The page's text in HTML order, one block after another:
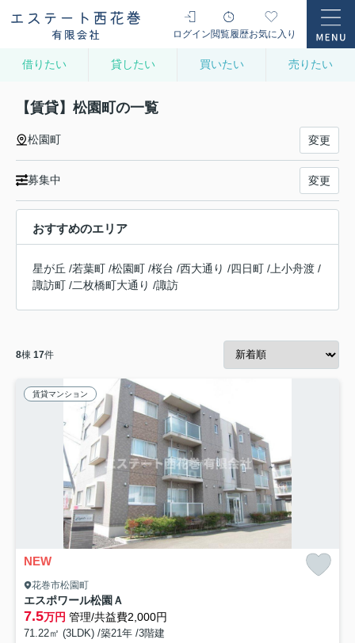
ログイン閲覧履歴お気に入り
借りたい 貸したい 買いたい 売りたい
【賃貸】松園町の一覧
松園町 変更
募集中 変更
おすすめのエリア
星が丘 /若葉町 /松園町 /桜台 /西大通り /四日町 / 上小舟渡 /
諏訪町 /二枚橋町大通り /諏訪
8棟 17件
賃貸マンション
NEW
花巻市松園町
エスポワール松園Ａ
7.5万円 管理/共益費2,000円
71.22㎡ (3LDK) /築21年 /3階建